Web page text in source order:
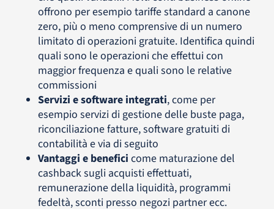
offrono per esempio tariffe standard a canone
zero, più o meno comprensive di un numero
limitato di operazioni gratuite. Identifica quindi
quali sono le operazioni che effettui con
maggior frequenza e quali sono le relative
commissioni
Servizi e software integrati, come per
esempio servizi di gestione delle buste paga,
riconciliazione fatture, software gratuiti di
contabilità e via di seguito
Vantaggi e benefici come maturazione del
cashback sugli acquisti effettuati,
remunerazione della liquidità, programmi
fedeltà, sconti presso negozi partner ecc.